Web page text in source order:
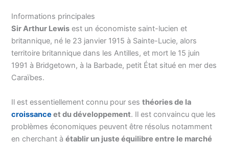
Informations principales
Sir Arthur Lewis est un économiste saint-lucien et
britannique, né le 23 janvier 1915 à Sainte-Lucie, alors
territoire britannique dans les Antilles, et mort le 15 juin
1991 à Bridgetown, à la Barbade, petit État situé en mer des
Caraïbes.
Il est essentiellement connu pour sesthéories de la
croissance et du développement. Il est convaincu que les
problèmes économiques peuvent être résolus notamment
en cherchant àétablir un juste équilibre entre le marché